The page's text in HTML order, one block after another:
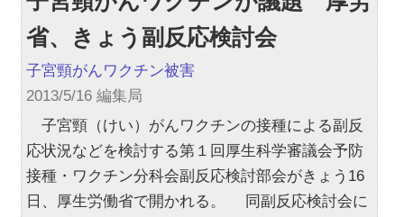
省、きょう副反応検討会
子宮頸がんワクチン被害
2013/5/16 編集局
子宮頸（けい）がんワクチンの接種による副反
応状況などを検討する第１回厚生科学審議会予防
接種・ワクチン分科会副反応検討部会がきょう16
日、厚生労働省で開かれる。 同副反応検討会に